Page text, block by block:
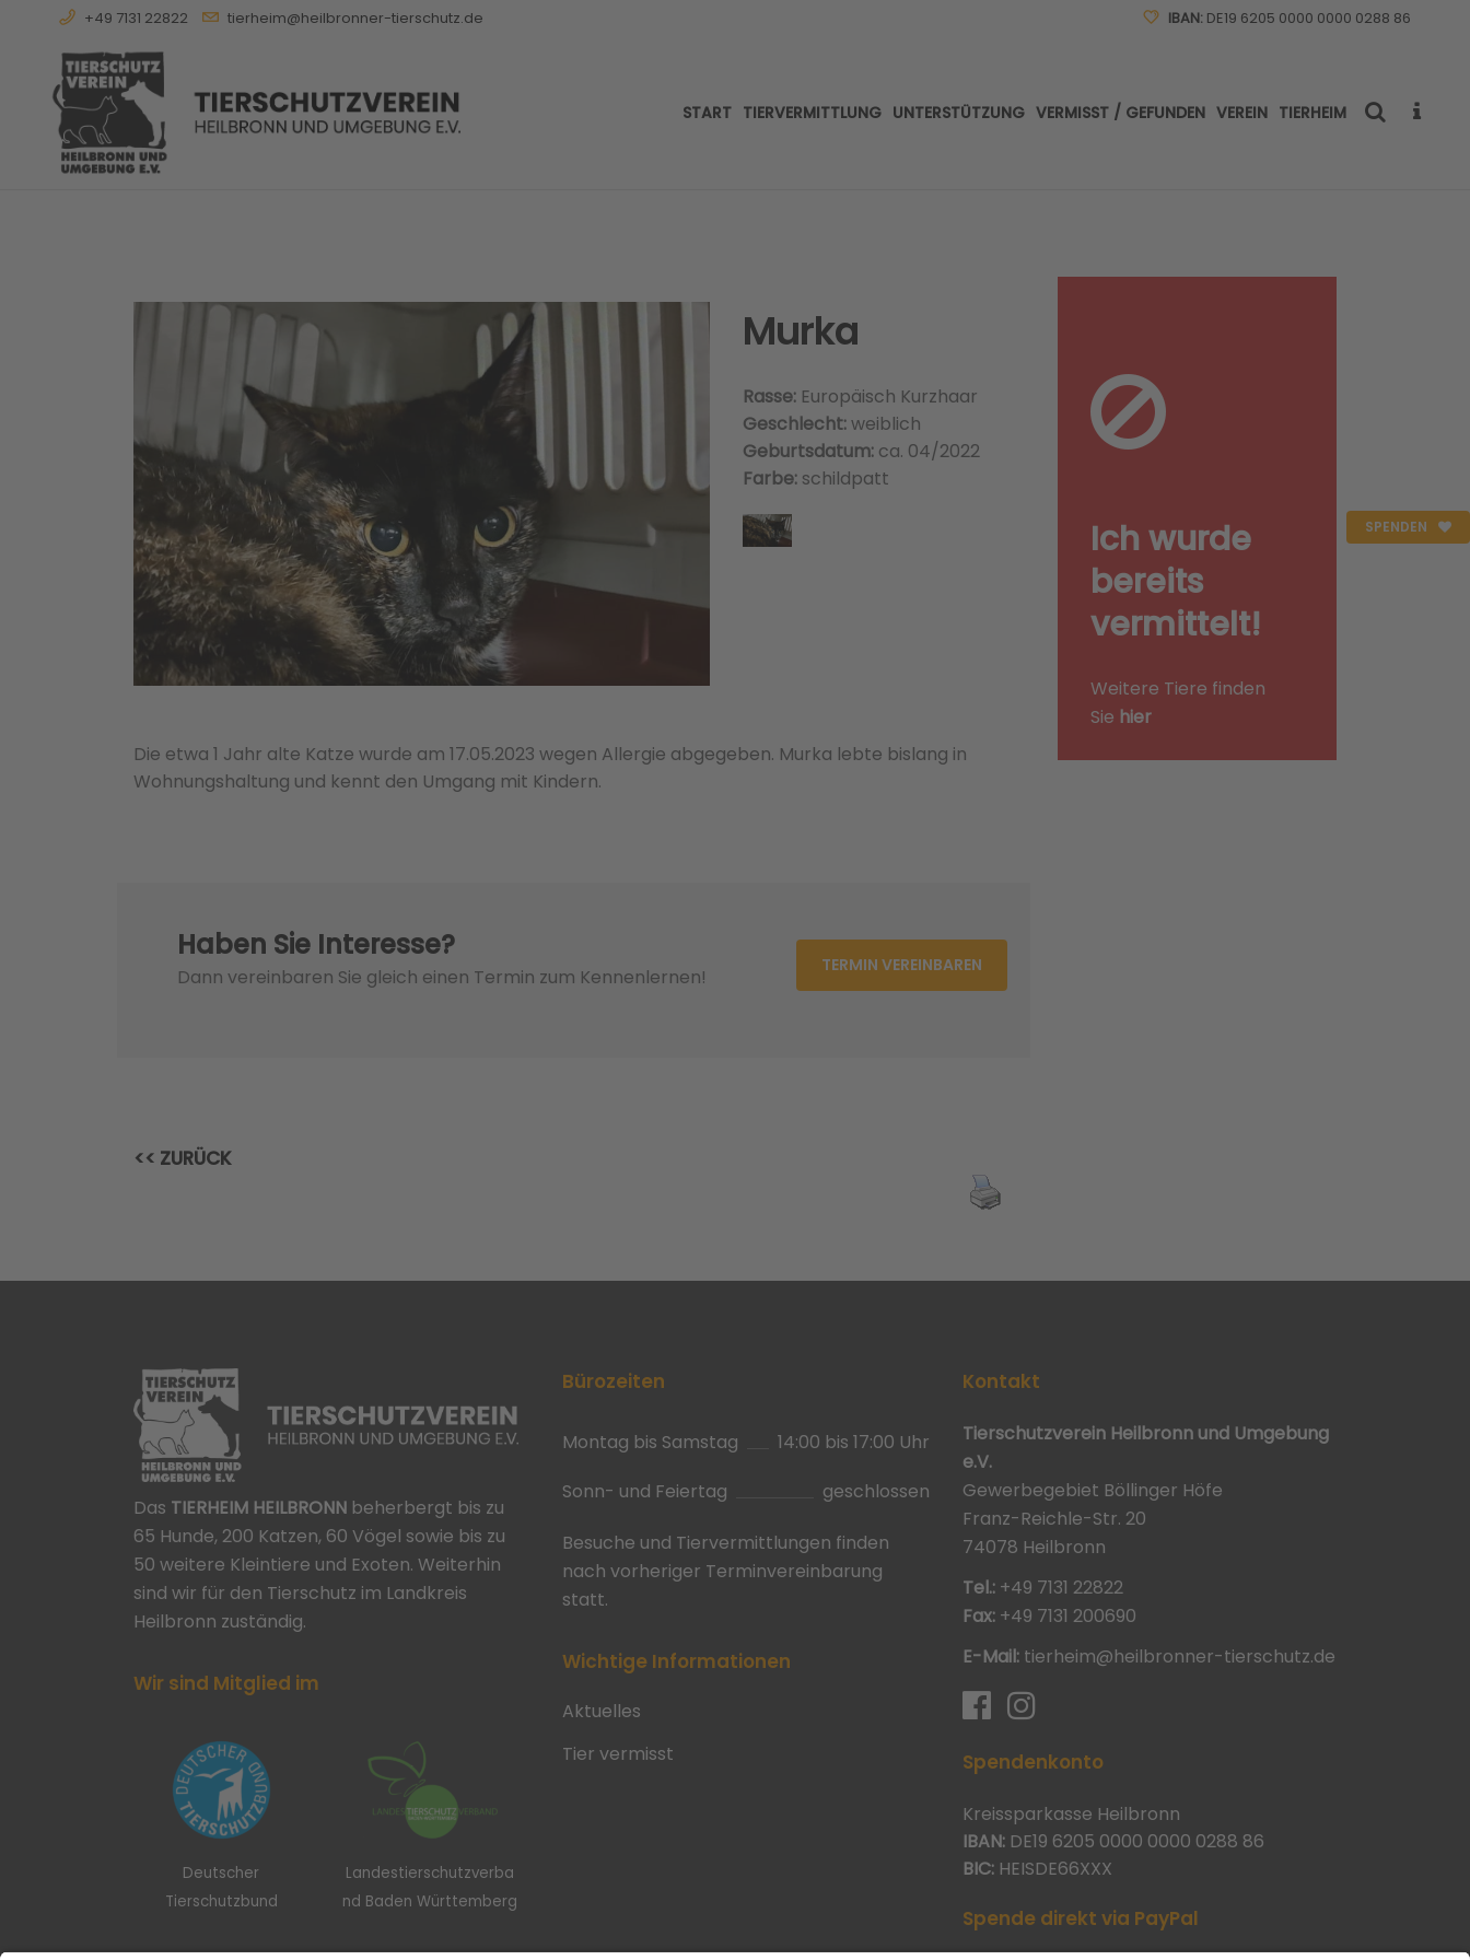
+49 7131 22822 tierheim@heilbronner-tierschutz.de IBAN: DE19 6205 0000 0000 0288 86
START TIERVERMITTLUNG UNTERSTÜTZUNG VERMISST / GEFUNDEN VEREIN TIERHEIM
SPENDEN
Murka
Rasse: Europäisch Kurzhaar
Geschlecht:weiblich
Geburtsdatum: ca. 04/2022
Farbe: schildpatt
Die etwa 1 Jahr alte Katze wurde am 17.05.2023 wegen Allergie abgegeben. Murka lebte bislang in
Wohnungshaltung und kennt den Umgang mit Kindern.
Haben Sie Interesse?
Dann vereinbaren Sie gleich einen Termin zum Kennenlernen! TERMIN VEREINBAREN
<< ZURÜCK
Ich wurde
bereits
vermittelt!
Weitere Tiere finden
Sie hier
Das TIERHEIM HEILBRONN beherbergt bis zu
65 Hunde, 200 Katzen, 60 Vögel sowie bis zu
50 weitere Kleintiere und Exoten. Weiterhin
sind wir für den Tierschutz im Landkreis
Heilbronn zuständig.
Wir sind Mitglied im
Deutscher
Tierschutzbund
Landestierschutzverba
nd Baden Württemberg
Bürozeiten
Montag bis Samstag
14:00 bis 17:00 Uhr
Sonn- und Feiertag
geschlossen
Besuche und Tiervermittlungen finden
nach vorheriger Terminvereinbarung
statt.
Wichtige Informationen
Aktuelles
Tier vermisst
Kontakt
Tierschutzverein Heilbronn und Umgebung
e.V.
Gewerbegebiet Böllinger Höfe
Franz-Reichle-Str. 20
74078 Heilbronn
Tel.: +49 7131 22822
Fax: +49 7131 200690
E-Mail: tierheim@heilbronner-tierschutz.de
Spendenkonto
Kreissparkasse Heilbronn
IBAN: DE19 6205 0000 0000 0288 86
BIC: HEISDE66XXX
Spende direkt via PayPal